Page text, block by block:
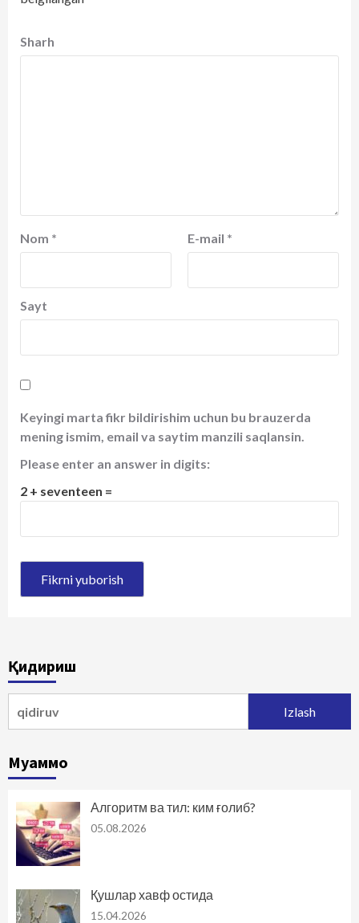
Sharh
Nom * E-mail *
Sayt
Keyingi marta fikr bildirishim uchun bu brauzerda
mening ismim, email va saytim manzili saqlansin.
Please enter an answer in digits:
2 + seventeen =
Қидириш
Муаммо
Алгоритм ва тил: ким ғолиб?
05.08.2026
Қушлар хавф остида
15.04.2026